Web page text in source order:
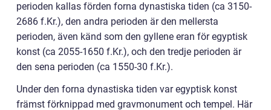
perioden kallas förden forna dynastiska tiden (ca 3150-
2686 f.Kr.), den andra perioden är den mellersta
perioden, även känd som den gyllene eran för egyptisk
konst (ca 2055-1650 f.Kr.), och den tredje perioden är
den sena perioden (ca 1550-30 f.Kr.).
Under den forna dynastiska tiden var egyptisk konst
främst förknippad med gravmonument och tempel. Här